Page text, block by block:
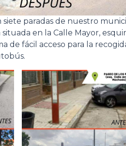
paradas de nuestro
en la Calle Mayor,
de fácil acceso para la